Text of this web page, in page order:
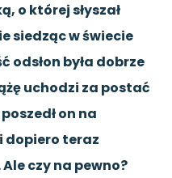
o której słyszał
siedząc w świecie
odsłon była dobrze
uchodzi za postać
on na
dopiero teraz
czy na pewno?